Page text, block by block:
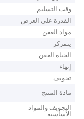
وقت التسليم
القدرة على العرض
مواد العفن
يتمركز
الحياة العفن
إنهاء
تجويف
مادة المنتج
التجويف والمواد
الأساسية